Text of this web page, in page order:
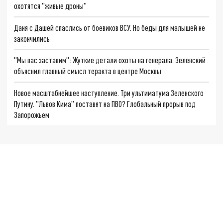
охотятся "живые дроны"
Даня с Дашей спаслись от боевиков ВСУ. Но беды для малышей не
закончились
"Мы вас заставим": Жуткие детали охоты на генерала. Зеленский
объяснил главный смысл теракта в центре Москвы
Новое масштабнейшее наступление. Три ультиматума Зеленского
Путину. "Львов Кима" поставят на ПВО? Глобальный прорыв под
Запорожьем